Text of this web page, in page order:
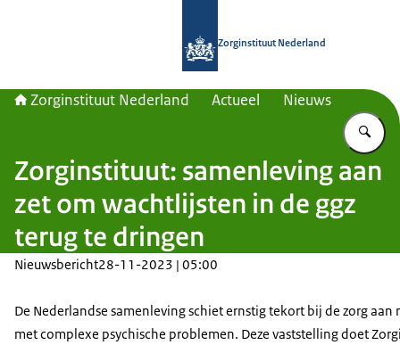
Zorginstituut Nederland
Zorginstituut Nederland Actueel Nieuws
Zorginstituut: samenleving aan
zet om wachtlijsten in de ggz
terug te dringen
Nieuwsbericht28-11-2023 | 05:00
De Nederlandse samenleving schiet ernstig tekort bij de zorg aan
met complexe psychische problemen. Deze vaststelling doet